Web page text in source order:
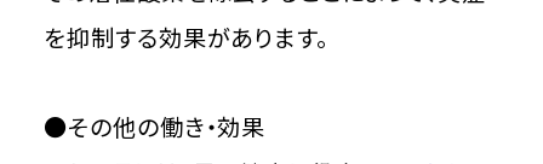
を抑制する効果があります。
●その他の働き・効果